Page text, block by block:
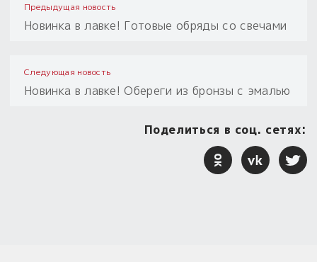
Предыдущая новость
Новинка в лавке! Готовые обряды со свечами
Следующая новость
Новинка в лавке! Обереги из бронзы с эмалью
Поделиться в соц. сетях: